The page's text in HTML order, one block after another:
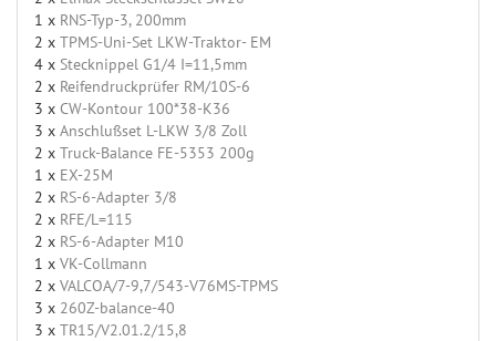
1 x RNS-Typ-3, 200mm
2 x TPMS-Uni-Set LKW-Traktor- EM
4 x Stecknippel G1/4 I=11,5mm
2 x Reifendruckprüfer RM/10S-6
3 x CW-Kontour 100*38-K36
3 x Anschlußset L-LKW 3/8 Zoll
2 x Truck-Balance FE-5353 200g
1 x EX-25M
2 x RS-6-Adapter 3/8
2 x RFE/L=115
2 x RS-6-Adapter M10
1 x VK-Collmann
2 x VALCOA/7-9,7/543-V76MS-TPMS
3 x 260Z-balance-40
3 x TR15/V2.01.2/15,8